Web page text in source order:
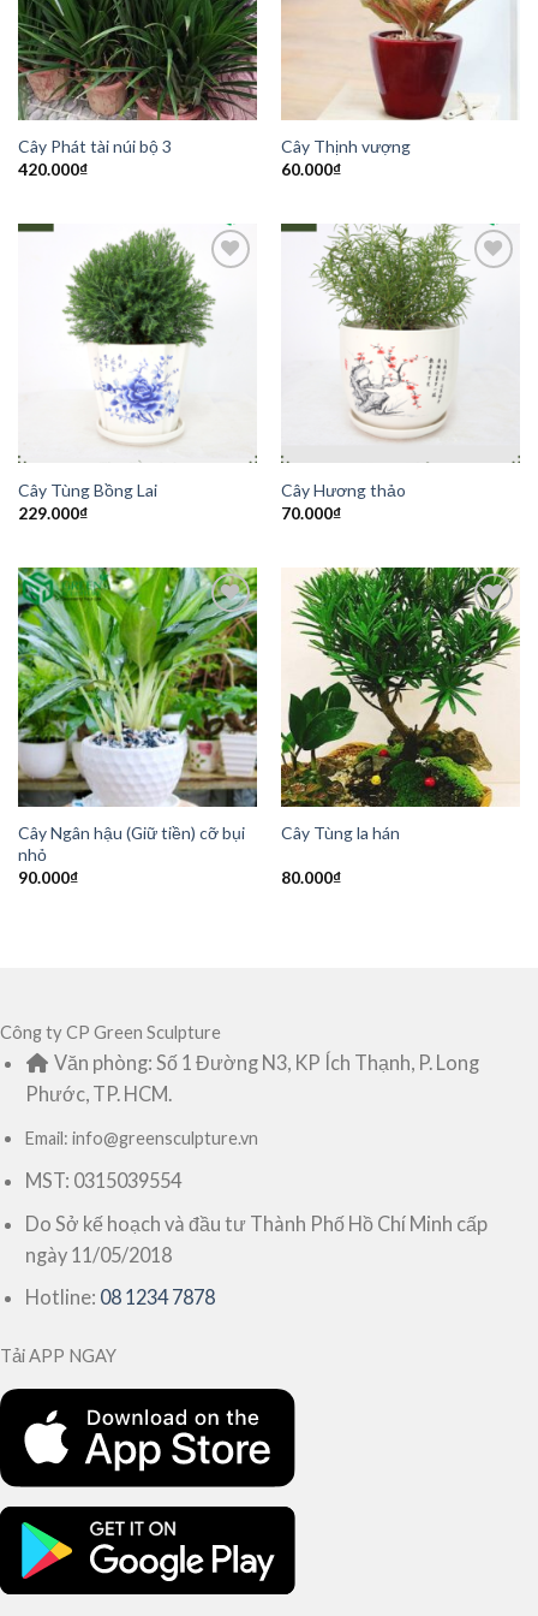
Cây Phát tài núi bộ 3
420.000₫
Cây Thịnh vượng
60.000₫
Add to
Wishlist
Cây Tùng Bồng Lai
229.000₫
Add to
Cây Hương thảo
70.000₫
Add to
Wishlist
Cây Ngân hậu (Giữ tiền) cỡ bụi
nhỏ
90.000₫
Add to
Wishlist
Cây Tùng la hán
80.000₫
Công ty CP Green Sculpture
Văn phòng: Số 1 Đường N3, KP Ích Thạnh, P. Long
Phước, TP. HCM.
Email: info@greensculpture.vn
MST: 0315039554
Do Sở kế hoạch và đầu tư Thành Phố Hồ Chí Minh cấp
ngày 11/05/2018
Hotline: 08 1234 7878
Tải APP NGAY